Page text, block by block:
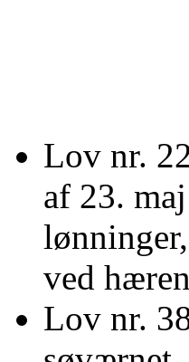
Lov nr.
af 23.
ved
Lov nr.